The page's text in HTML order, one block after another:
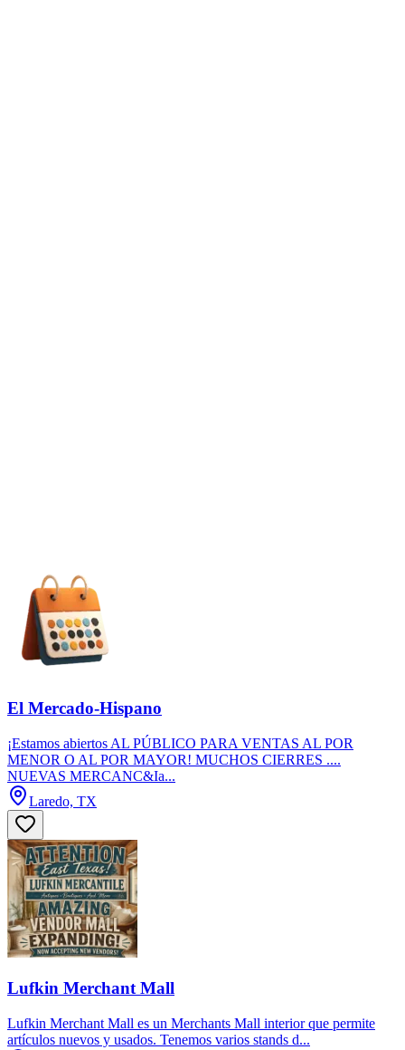
El Mercado-Hispano
¡Estamos abiertos AL PÚBLICO PARA VENTAS AL POR
MENOR O AL POR MAYOR! MUCHOS CIERRES ....
NUEVAS MERCANC&Ia...
Laredo, TX
Lufkin Merchant Mall
Lufkin Merchant Mall es un Merchants Mall interior que permite
artículos nuevos y usados. Tenemos varios stands d...